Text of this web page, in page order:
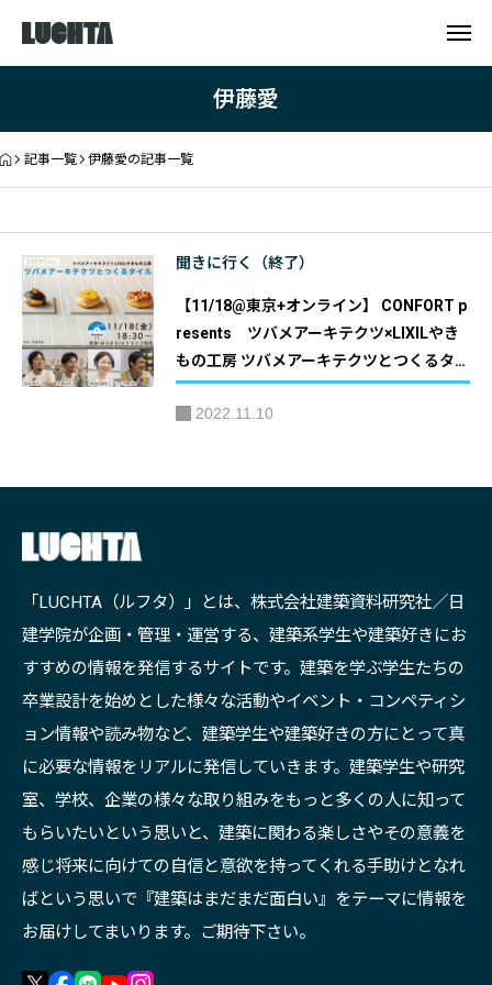
伊藤愛
記事一覧 伊藤愛の記事一覧
聞きに行く（終了）
【11/18@東京+オンライン】 CONFORT p
resents ツバメアーキテクツ×LIXILやき
もの工房 ツバメアーキテクツとつくるタ
イル｜主催：建築資料研究社／アイシオー
ル『CONFORT』編集部
2022.11.10
「LUCHTA（ルフタ）」とは、株式会社建築資料研究社／日
建学院が企画・管理・運営する、建築系学生や建築好きにお
すすめの情報を発信するサイトです。建築を学ぶ学生たちの
卒業設計を始めとした様々な活動やイベント・コンペティシ
ョン情報や読み物など、建築学生や建築好きの方にとって真
に必要な情報をリアルに発信していきます。建築学生や研究
室、学校、企業の様々な取り組みをもっと多くの人に知って
もらいたいという思いと、建築に関わる楽しさやその意義を
感じ将来に向けての自信と意欲を持ってくれる手助けとなれ
ばという思いで『建築はまだまだ面白い』をテーマに情報を
お届けしてまいります。ご期待下さい。